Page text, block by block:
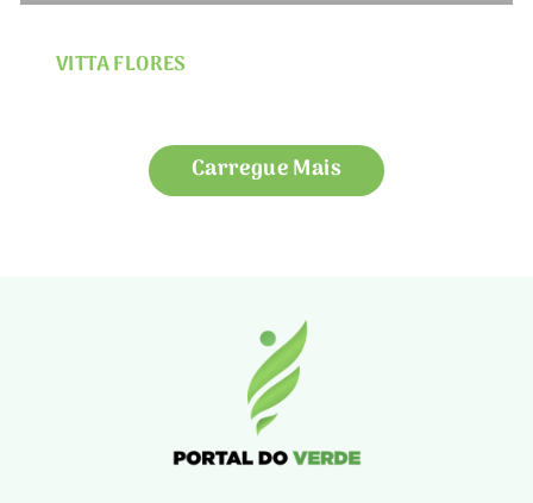
VITTA FLORES
Carregue Mais